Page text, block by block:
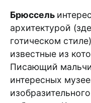
Брюссель
архитектурой
готическом
известные из
Писающий
интересных